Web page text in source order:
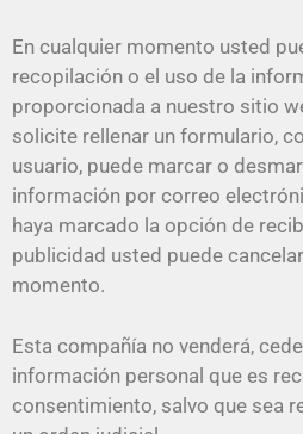
En cualquier momento usted
recopilación o el uso de la
proporcionada a nuestro sitio
solicite rellenar un formulario,
usuario, puede marcar o
información por correo
haya marcado la opción de
publicidad usted puede
momento.
Esta compañía no venderá,
información personal que es
consentimiento, salvo que sea